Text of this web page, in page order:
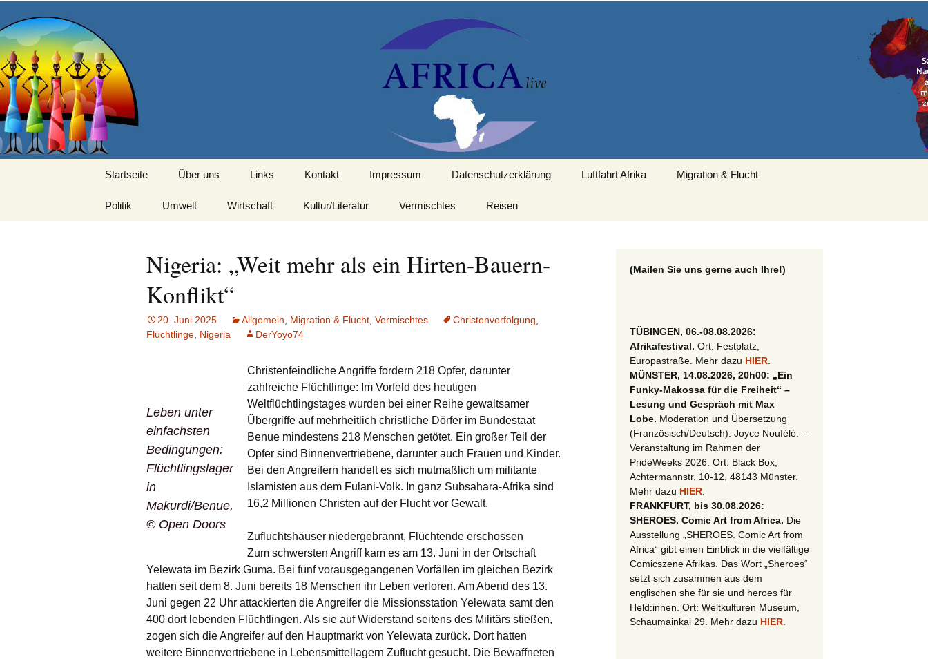
Inhalt
springen
AFRICA live
Startseite Über uns Links Kontakt Impressum Datenschutzerklärung Luftfahrt Afrika Migration & Flucht
Politik Umwelt Wirtschaft Kultur/Literatur Vermischtes Reisen
Nigeria: „Weit mehr als ein Hirten-Bauern-
Konflikt“
20. Juni 2025 Allgemein Migration & Flucht Vermischtes Christenverfolgung
Flüchtlinge Nigeria DerYoyo74
Leben unter
einfachsten
Bedingungen:
Flüchtlingslager
in
Makurdi/Benue,
© Open Doors
Christenfeindliche Angriffe fordern 218 Opfer, darunter
zahlreiche Flüchtlinge: Im Vorfeld des heutigen
Weltflüchtlingstages wurden bei einer Reihe gewaltsamer
Übergriffe auf mehrheitlich christliche Dörfer im Bundestaat
Benue mindestens 218 Menschen getötet. Ein großer Teil der
Opfer sind Binnenvertriebene, darunter auch Frauen und Kinder.
Bei den Angreifern handelt es sich mutmaßlich um militante
Islamisten aus dem Fulani-Volk. In ganz Subsahara-Afrika sind
16,2 Millionen Christen auf der Flucht vor Gewalt.
Zufluchtshäuser niedergebrannt, Flüchtende erschossen
Zum schwersten Angriff kam es am 13. Juni in der Ortschaft
Yelewata im Bezirk Guma. Bei fünf vorausgegangenen Vorfällen im gleichen Bezirk
hatten seit dem 8. Juni bereits 18 Menschen ihr Leben verloren. Am Abend des 13.
Juni gegen 22 Uhr attackierten die Angreifer die Missionsstation Yelewata samt den
400 dort lebenden Flüchtlingen. Als sie auf Widerstand seitens des Militärs stießen,
zogen sich die Angreifer auf den Hauptmarkt von Yelewata zurück. Dort hatten
weitere Binnenvertriebene in Lebensmittellagern Zuflucht gesucht. Die Bewaffneten
(Mailen Sie uns gerne auch Ihre!)
TÜBINGEN, 06.-08.08.2026:
Afrikafestival. Ort: Festplatz,
Europastraße. Mehr dazu HIER
MÜNSTER, 14.08.2026, 20h00: „Ein
Funky-Makossa für die Freiheit“ –
Lesung und Gespräch mit Max
Lobe. Moderation und Übersetzung
(Französisch/Deutsch): Joyce Noufélé. –
Veranstaltung im Rahmen der
PrideWeeks 2026. Ort: Black Box,
Achtermannstr. 10-12, 48143 Münster.
Mehr dazu HIER
FRANKFURT, bis 30.08.2026:
SHEROES. Comic Art from Africa. Die
Ausstellung „SHEROES. Comic Art from
Africa“ gibt einen Einblick in die vielfältige
Comicszene Afrikas. Das Wort „Sheroes“
setzt sich zusammen aus dem
englischen she für sie und heroes für
Held:innen. Ort: Weltkulturen Museum,
Schaumainkai 29. Mehr dazu HIER